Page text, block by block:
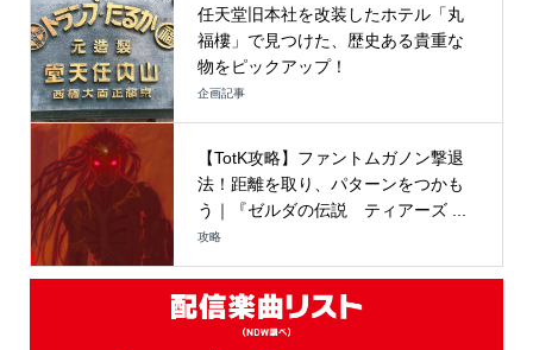
任天堂旧本社を改装したホテル「丸
福樓」で見つけた、歴史ある貴重な
物をピックアップ！
企画記事
【TotK攻略】ファントムガノン撃退
法！距離を取り、パターンをつかも
う｜『ゼルダの伝説 ティアーズ ...
攻略